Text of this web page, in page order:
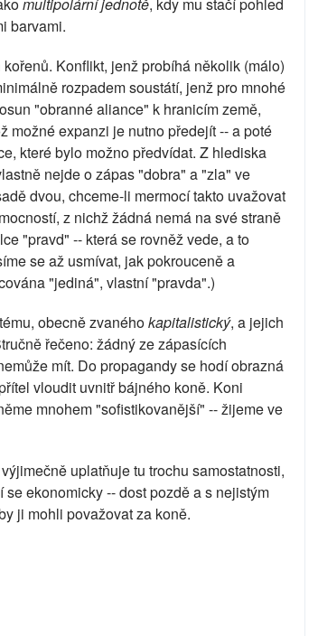
barvami.
Konflikt, jenž probíhá několik (málo)
rozpadem soustátí, jenž pro mnohé
"obranné aliance" k hranicím země,
možné expanzi je nutno předejít -- a poté
které bylo možno předvídat. Z hlediska
nejde o zápas "dobra" a "zla" ve
dvou, chceme-li mermocí takto uvažovat
z nichž žádná nemá na své straně
"pravd" -- která se rovněž vede, a to
se až usmívat, jak pokrouceně a
"jediná", vlastní "pravda".)
obecně zvanéhokapitalistický, a jejich
řečeno: žádný ze zápasících
mít. Do propagandy se hodí obrazná
vloudit uvnitř bájného koně. Koni
mnohem "sofistikovanější" -- žijeme ve
uplatňuje tu trochu samostatnosti,
ekonomicky -- dost pozdě a s nejistým
ji mohli považovat za koně.